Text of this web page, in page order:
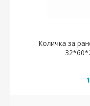
Количка за